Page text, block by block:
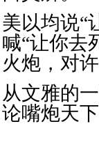
美以均说“
喊“让你去
火炮，对
从文雅的
论嘴炮天